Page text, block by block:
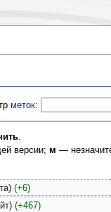
меток:
.
версии; м —
(+6)
(+467)